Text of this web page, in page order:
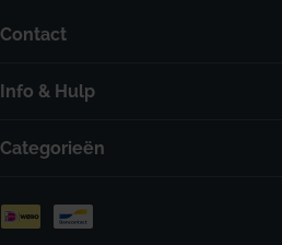
Contact
Info & Hulp
Categorieën
Betaalmethoden